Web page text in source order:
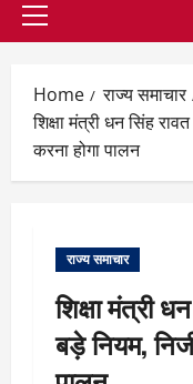
Primary
Home
राज्य समाचार
शिक्षा मंत्री धन सिंह
करना होगा पालन
राज्य समाचार
शिक्षा मंत्री
बड़े नियम,